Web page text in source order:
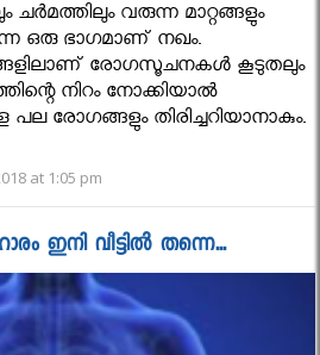
ചർമത്തിലും വരുന്ന മാറ്റങ്ങളും
ഒരു ഭാഗമാണ് നഖം.
രോഗസൂചനകൾ കൂടുതലും
നിറം നോക്കിയാൽ
രോഗങ്ങളും തിരിച്ചറിയാനാകും.
at 1:05 pm
ഇനി വീട്ടിൽ തന്നെ...